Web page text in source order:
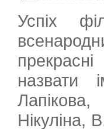
Успіх
назвати
Нікуліна,